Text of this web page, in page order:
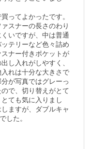
ってよかったです。
スナーの長さのわり
いですが、中は普通
テリーなど色々詰め
ナー付きポケットが
し入れがしやすく、
れは十分な大きさで
が写真ではグレーっ
で、切り替えがとて
ても気に入りまし
ますが、ダブルキャ